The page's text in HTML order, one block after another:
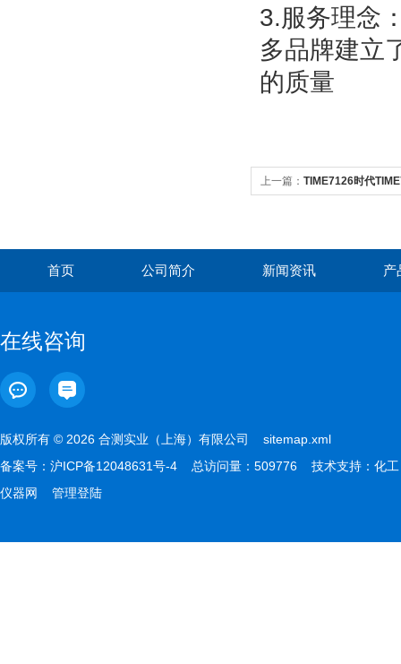
3.服务理念
多品牌建立
的质量
上一篇： TIME7126时代
首页 公司简介 新闻资讯 产
在线咨询
版权所有 © 2026 合测实业（上海）有限公司 sitemap.xml
备案号： 沪ICP备12048631号-4 总访问量：509776 技术支持： 化工
仪器网
管理登陆